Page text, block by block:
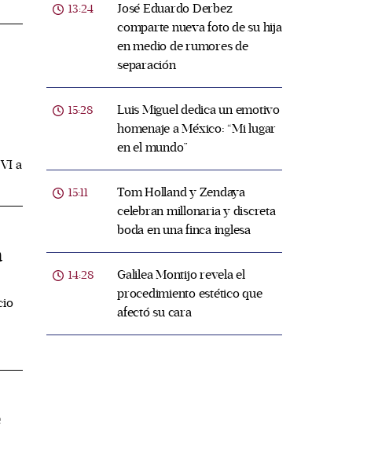
a
13:24
José Eduardo Derbez
comparte nueva foto de su hija
en medio de rumores de
separación
15:28
Luis Miguel dedica un emotivo
homenaje a México: “Mi lugar
en el mundo”
15:11
Tom Holland y Zendaya
celebran millonaria y discreta
boda en una finca inglesa
14:28
Galilea Montijo revela el
procedimiento estético que
afectó su cara